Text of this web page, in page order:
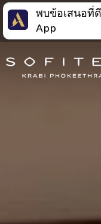
พบข้อเสนอที่
App